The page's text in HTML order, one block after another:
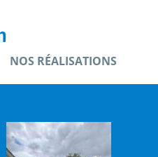
NOS RÉALISATIONS